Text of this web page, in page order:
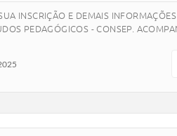
INSCRIÇÃO E DEMAIS
PEDAGÓGICOS - CONSEP.